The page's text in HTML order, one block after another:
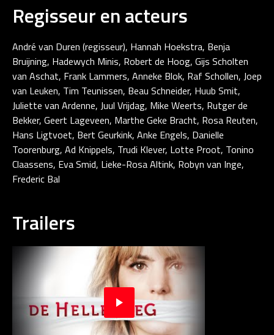
Regisseur en acteurs
André van Duren (regisseur), Hannah Hoekstra, Benja
Bruijning, Hadewych Minis, Robert de Hoog, Gijs Scholten
van Aschat, Frank Lammers, Anneke Blok, Raf Schollen, Joep
van Leuken, Tim Teunissen, Beau Schneider, Huub Smit,
Juliette van Ardenne, Juul Vrijdag, Mike Weerts, Rutger de
Bekker, Geert Lageveen, Marthe Geke Bracht, Rosa Reuten,
Hans Ligtvoet, Bert Geurkink, Anke Engels, Danielle
Toorenburg, Ad Knippels, Trudi Klever, Lotte Proot, Tonino
Claassens, Eva Smid, Lieke-Rosa Altink, Robyn van Inge,
Frederic Bal
Trailers